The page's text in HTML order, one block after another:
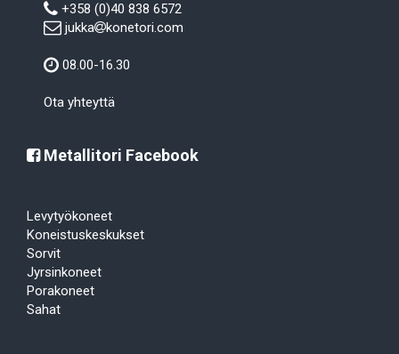
+358 (0)40 838 6572
jukka
konetori.com
08.00-16.30
Ota yhteyttä
Metallitori Facebook
Levytyökoneet
Koneistuskeskukset
Sorvit
Jyrsinkoneet
Porakoneet
Sahat